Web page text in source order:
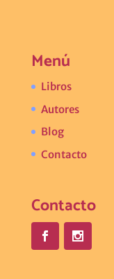
Menú
Libros
Autores
Blog
Contacto
Contacto